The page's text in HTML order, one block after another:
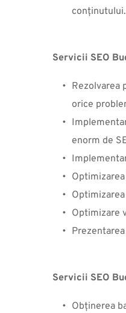
conținutului.
Servicii SEO
Rezolvarea
orice
enorm de
Optimizare
Servicii SEO
Obținerea